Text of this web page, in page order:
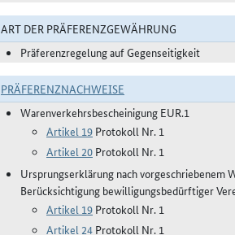
ART DER PRÄFERENZGEWÄHRUNG
Präferenzregelung auf Gegenseitigkeit
PRÄFERENZNACHWEISE
Warenverkehrsbescheinigung EUR.1
Artikel 19 Protokoll Nr. 1
Artikel 20 Protokoll Nr. 1
Ursprungserklärung nach vorgeschriebenem
Berücksichtigung bewilligungsbedürftiger
Artikel 19 Protokoll Nr. 1
Artikel 24 Protokoll Nr. 1